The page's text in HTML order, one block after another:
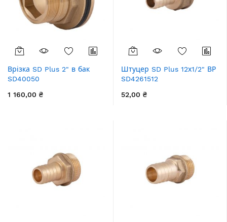
Врізка SD Plus 2" в бак
SD40050
1 160,00 ₴
Штуцер SD Plus 12х1/2" ВР
SD4261512
52,00 ₴